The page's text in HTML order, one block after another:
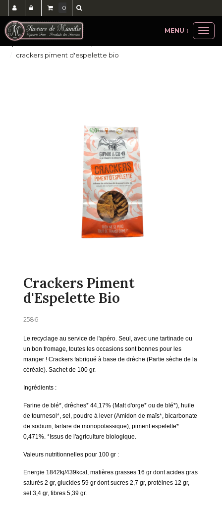
le
MENU :
epicerie salée
crackers piment d'espelette bio
Crackers Piment
d'Espelette Bio
2586
Le recyclage au service de l'apéro. Seul, avec une tartinade ou
un bon fromage, toutes les occasions sont bonnes pour les
manger ! Crackers fabriqué à base de drèche (Partie sèche de la
céréale). Sachet de 100 gr.
Ingrédients :
Farine de blé*, drêches* 44,17% (Malt d'orge* ou de blé*), huile
de tournesol*, sel, poudre à lever (Amidon de maïs*, bicarbonate
de sodium, tartare de monopotassique), piment espelette*
0,471%. *Issus de l'agriculture biologique.
Valeurs nutritionnelles pour 100 gr :
Energie 1842kj/439kcal, matières grasses 16 gr dont acides gras
saturés 2 gr, glucides 59 gr dont sucres 2,7 gr, protéines 12 gr,
sel 3,4 gr, fibres 5,39 gr.
0